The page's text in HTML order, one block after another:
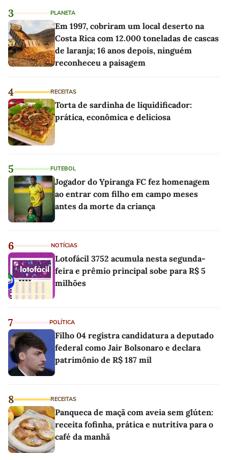
3 PLANETA
Em 1997, cobriram um local deserto na
Costa Rica com 12.000 toneladas de cascas
de laranja; 16 anos depois, ninguém
reconheceu a paisagem
4 RECEITAS
Torta de sardinha de liquidificador:
prática, econômica e deliciosa
5 FUTEBOL
Jogador do Ypiranga FC fez homenagem
ao entrar com filho em campo meses
antes da morte da criança
6 NOTÍCIAS
Lotofácil 3752 acumula nesta segunda-
feira e prêmio principal sobe para R$ 5
milhões
7 POLÍTICA
Filho 04 registra candidatura a deputado
federal como Jair Bolsonaro e declara
patrimônio de R$ 187 mil
8 RECEITAS
Panqueca de maçã com aveia sem glúten:
receita fofinha, prática e nutritiva para o
café da manhã